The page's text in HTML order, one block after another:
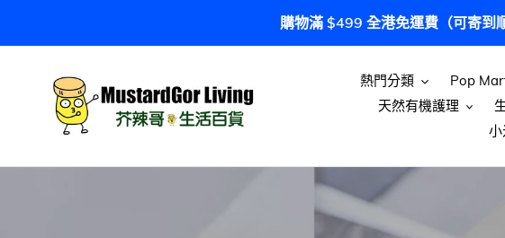
內
購物滿 $499 全港免運費（可寄到
熱門分類 Pop
天然有機護理